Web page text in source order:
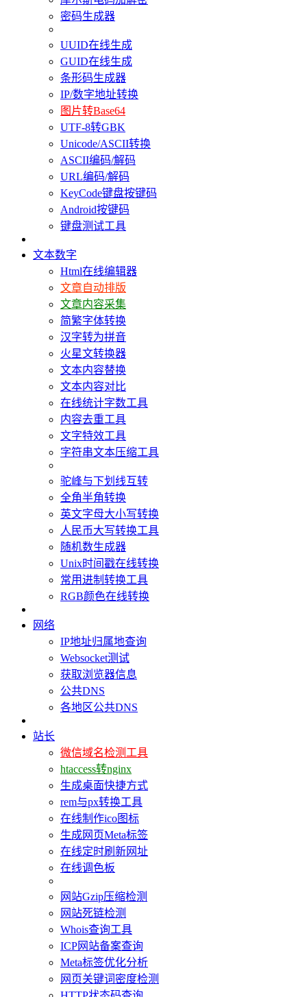
密码生成器
UUID在线生成
GUID在线生成
条形码生成器
IP/数字地址转换
图片转Base64
UTF-8转GBK
Unicode/ASCII转换
ASCII编码/解码
URL编码/解码
KeyCode键盘按键码
Android按键码
键盘测试工具
文本数字
Html在线编辑器
文章自动排版
文章内容采集
简繁字体转换
汉字转为拼音
火星文转换器
文本内容替换
文本内容对比
在线统计字数工具
内容去重工具
文字特效工具
字符串文本压缩工具
驼峰与下划线互转
全角半角转换
英文字母大小写转换
人民币大写转换工具
随机数生成器
Unix时间戳在线转换
常用进制转换工具
RGB颜色在线转换
网络
IP地址归属地查询
Websocket测试
获取浏览器信息
公共DNS
各地区公共DNS
站长
微信域名检测工具
htaccess转nginx
生成桌面快捷方式
rem与px转换工具
在线制作ico图标
生成网页Meta标签
在线定时刷新网址
在线调色板
网站Gzip压缩检测
网站死链检测
Whois查询工具
ICP网站备案查询
Meta标签优化分析
网页关键词密度检测